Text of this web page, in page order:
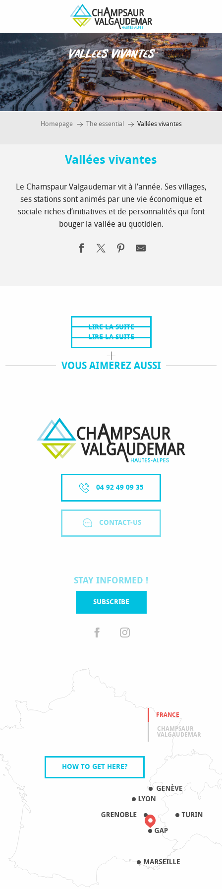
principal
Vallees vivantes
Homepage The essential Vallées vivantes
Vallées vivantes
Le Chamspaur Valgaudemar vit à l’année. Ses villages,
ses stations sont animés par une vie économique et
sociale riches d’initiatives et de personnalités qui font
bouger la vallée au quotidien.
LIRE LA SUITE
LIRE LA SUITE
VOUS AIMEREZ AUSSI
04 92 49 09 35
CONTACT-US
STAY INFORMED !
SUBSCRIBE
FRANCE
CHAMPSAUR
VALGAUDEMAR
HOW TO GET HERE?